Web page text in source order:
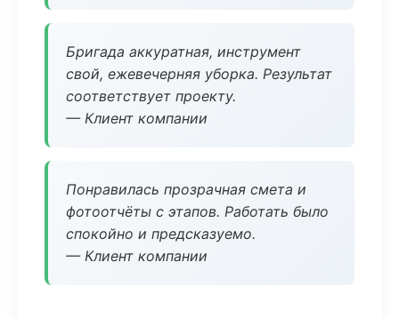
Бригада аккуратная, инструмент
свой, ежевечерняя уборка. Результат
соответствует проекту.
— Клиент компании
Понравилась прозрачная смета и
фотоотчёты с этапов. Работать было
спокойно и предсказуемо.
— Клиент компании